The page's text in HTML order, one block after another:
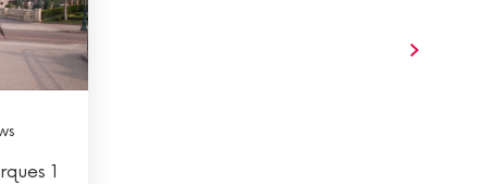
1